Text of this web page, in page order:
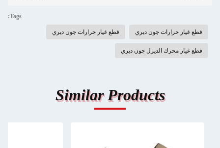
Tags:
قطع غيار جرارات جون ديري قطع غيار جرارات جون ديري
قطع غيار محرك الديزل جون ديري
Similar Products